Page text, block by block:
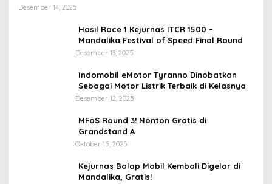
Desember 14, 2025
Hasil Race 1 Kejurnas ITCR 1500 –
Mandalika Festival of Speed Final Round
Desember 13, 2025
Indomobil eMotor Tyranno Dinobatkan
Sebagai Motor Listrik Terbaik di Kelasnya
Desember 12, 2025
MFoS Round 3! Nonton Gratis di
Grandstand A
Oktober 15, 2025
Kejurnas Balap Mobil Kembali Digelar di
Mandalika, Gratis!